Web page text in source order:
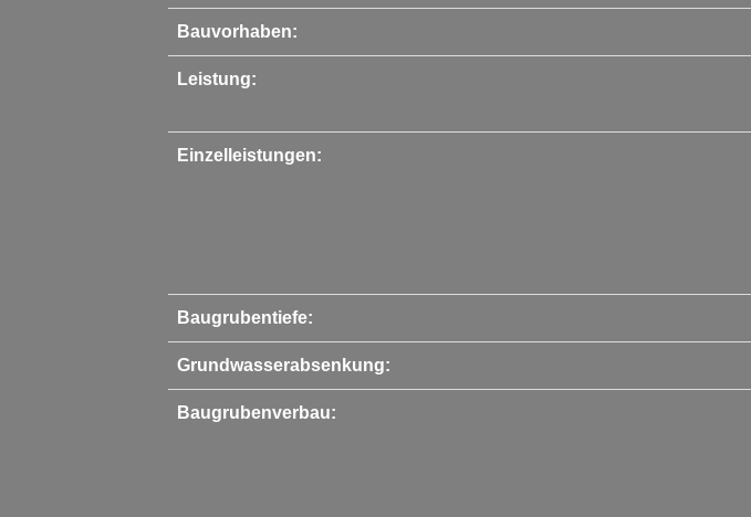
Bauvorhaben:
Leistung:
Einzelleistungen:
Baugrubentiefe:
Grundwasserabsenkung:
Baugrubenverbau: